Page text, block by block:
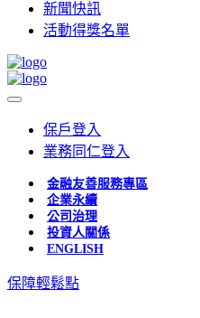
新聞快訊
活動得獎名單
保戶登入
業務同仁登入
金融友善服務專區
企業永續
公司治理
投資人關係
ENGLISH
保障輕鬆點